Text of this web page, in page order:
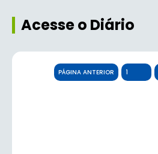
Acesse o Diário
PÁGINA ANTERIOR